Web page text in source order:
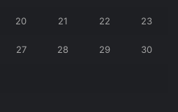
20 21 22 23
27 28 29 30